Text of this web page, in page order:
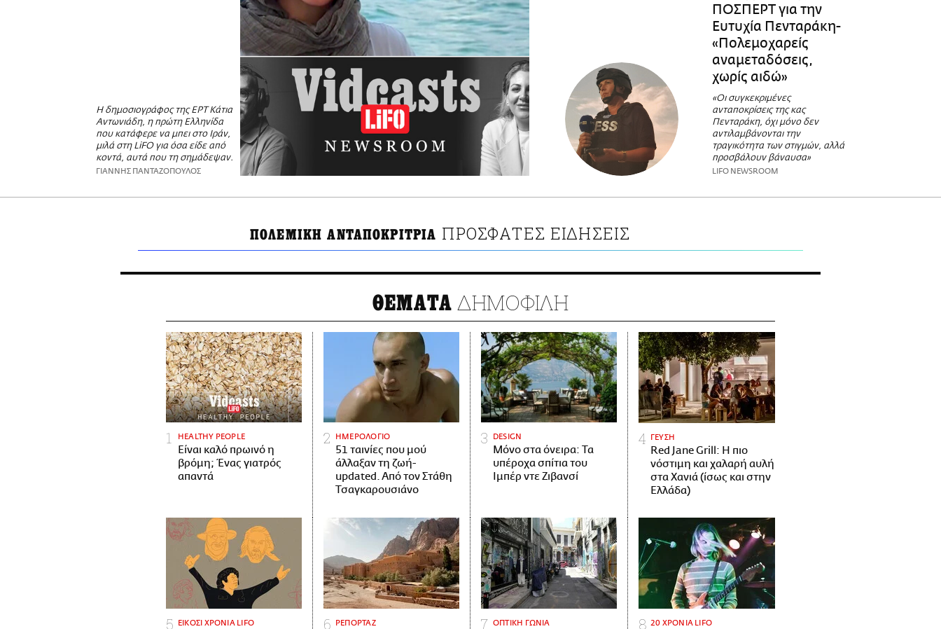
Η δημοσιογράφος της ΕΡΤ Κάτια
Αντωνιάδη, η πρώτη Ελληνίδα
που κατάφερε να μπει στο Ιράν,
μιλά στη LiFO για όσα είδε από
κοντά, αυτά που τη σημάδεψαν.
ΓΙΑΝΝΗΣ ΠΑΝΤΑΖΟΠΟΥΛΟΣ
ΠΟΣΠΕΡΤ για την
Ευτυχία Πενταράκη-
«Πολεμοχαρείς
αναμεταδόσεις,
χωρίς αιδώ»
«Οι συγκεκριμένες
ανταποκρίσεις της κας
Πενταράκη, όχι μόνο δεν
αντιλαμβάνονται την
τραγικότητα των στιγμών, αλλά
προσβάλουν βάναυσα»
LIFO NEWSROOM
ΠΟΛΕΜΙΚΗ ΑΝΤΑΠΟΚΡΙΤΡΙΑ ΠΡΟΣΦΑΤΕΣ ΕΙΔΗΣΕΙΣ
ΘΕΜΑΤΑ ΔΗΜΟΦΙΛΗ
HEALTHY PEOPLE
Είναι καλό πρωινό η
βρόμη; Ένας γιατρός
απαντά
ΗΜΕΡΟΛΟΓΙΟ
51 ταινίες που μού
άλλαξαν τη ζωή-
updated. Aπό τον Στάθη
Τσαγκαρουσιάνο
DESIGN
Μόνο στα όνειρα: Τα
υπέροχα σπίτια του
Ιμπέρ ντε Ζιβανσί
ΓΕΥΣΗ
Red Jane Grill: Η πιο
νόστιμη και χαλαρή αυλή
στα Χανιά (ίσως και στην
Ελλάδα)
ΕΙΚΟΣΙ ΧΡΟΝΙΑ LIFO ΡΕΠΟΡΤΑΖ ΟΠΤΙΚΗ ΓΩΝΙΑ 20 ΧΡΟΝΙΑ LIFO